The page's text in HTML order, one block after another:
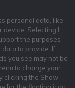
är 18+. Regler
Cookie Policy
Användarvilkor
personal data, like
device. Selecting I
the purposes
to provide. If
you see may not be
to change your
clicking the Show